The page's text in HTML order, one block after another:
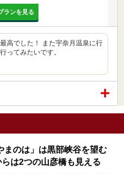
ランを見る
高でした！ また宇奈月温泉に行
ってみたいです。
まのは」は黒部峡谷を望む
は2つの山彦橋も見える